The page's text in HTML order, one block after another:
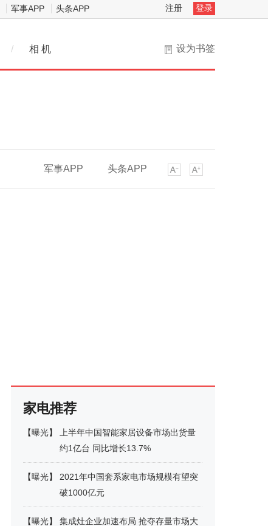
军事APP 头条APP 注册 登录
设为书签
/ 相 机
军事APP 头条APP
家电推荐
【曝光】
上半年中国智能家居设备市场出货量
约1亿台 同比增长13.7%
【曝光】
2021年中国套系家电市场规模有望突
破1000亿元
【曝光】
集成灶企业加速布局 抢夺存量市场大